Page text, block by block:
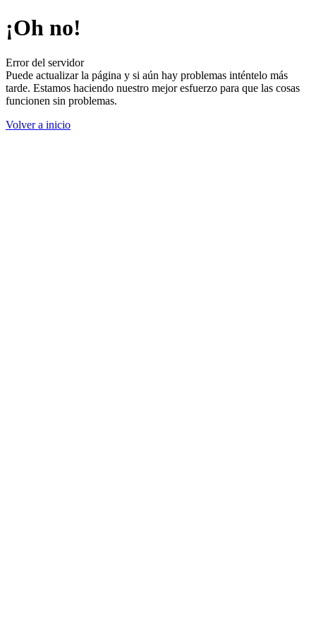
¡Oh no!
Error del servidor
Puede actualizar la página y si aún hay problemas inténtelo más
tarde. Estamos haciendo nuestro mejor esfuerzo para que las cosas
funcionen sin problemas.
Volver a inicio